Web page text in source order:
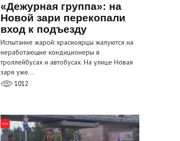
«Дежурная группа»: на
Новой зари перекопали
вход к подъезду
Испытание жарой: красноярцы жалуются на
неработающие кондиционеры в
троллейбусах и автобусах. На улице Новая
заря уже…
1012